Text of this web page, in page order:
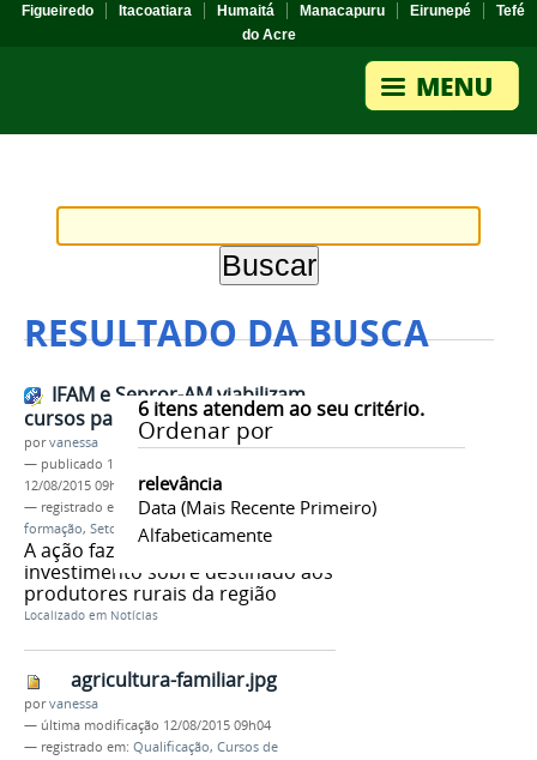
Figueiredo
Itacoatiara Humaitá Manacapuru Eirunepé
Tefé
do Acre
RESULTADO DA BUSCA
6itens atendem ao seu critério.
Ordenar por
relevância
Data (mais Recente Primeiro)
Alfabeticamente
IFAM e Sepror-AM viabilizam
cursos para setor primário
porvanessa
— publicado 12/08/2015
12/08/2015 09h08
— registrado em:
Qualificação,Cursos de
formação, Setor Primário Sepror IFAM
A ação faz parte do Plano Safra,
investimento sobre destinado aos
produtores rurais da região
Localizado em Notícias
agricultura-familiar.jpg
porvanessa
— última modificação 12/08/2015 09h04
— registrado em: Qualificação, Cursos de